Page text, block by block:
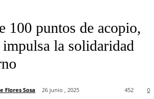
100 puntos de acopio,
la solidaridad
Flores Sosa 26 junio , 2025 0
452